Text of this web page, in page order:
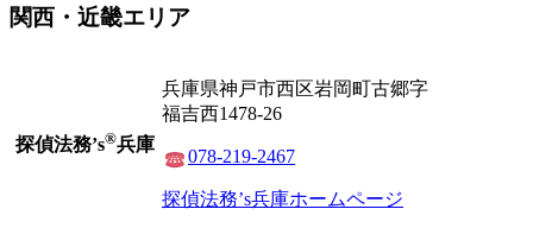
関西・近畿エリア
探偵法務’s®兵庫
兵庫県神戸市西区岩岡町古郷字
福吉西1478-26
078-219-2467
探偵法務’s兵庫ホームページ